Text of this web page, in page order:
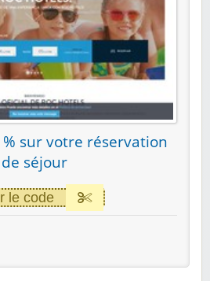
sur votre réservation
de séjour
le code